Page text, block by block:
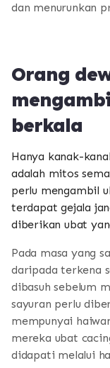
dan menurunkan
Orang
berkala
Hanya kanak-
adalah mitos
perlu mengambil
terdapat gejala
diberikan ubat
Pada masa yang
daripada terkena
dibasuh sebelum
sayuran perlu
mempunyai
mereka ubat
didapati melalui